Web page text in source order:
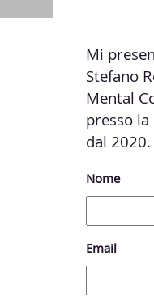
Coach
Mi
Mental
presso
dal 2020.
Nome